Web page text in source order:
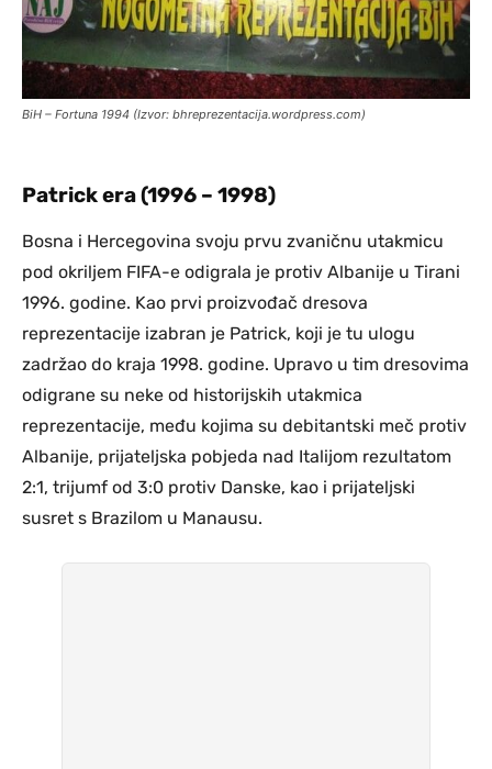
BiH – Fortuna 1994 (Izvor: bhreprezentacija.wordpress.com)
Patrick era (1996 – 1998)
Bosna i Hercegovina svoju prvu zvaničnu utakmicu
pod okriljem FIFA-e odigrala je protiv Albanije u Tirani
1996. godine. Kao prvi proizvođač dresova
reprezentacije izabran je Patrick, koji je tu ulogu
zadržao do kraja 1998. godine. Upravo u tim dresovima
odigrane su neke od historijskih utakmica
reprezentacije, među kojima su debitantski meč protiv
Albanije, prijateljska pobjeda nad Italijom rezultatom
2:1, trijumf od 3:0 protiv Danske, kao i prijateljski
susret s Brazilom u Manausu.